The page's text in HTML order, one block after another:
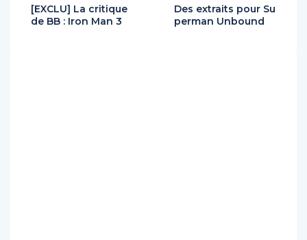
[EXCLU] La critique
de BB : Iron Man 3
Des extraits pour Su
perman Unbound